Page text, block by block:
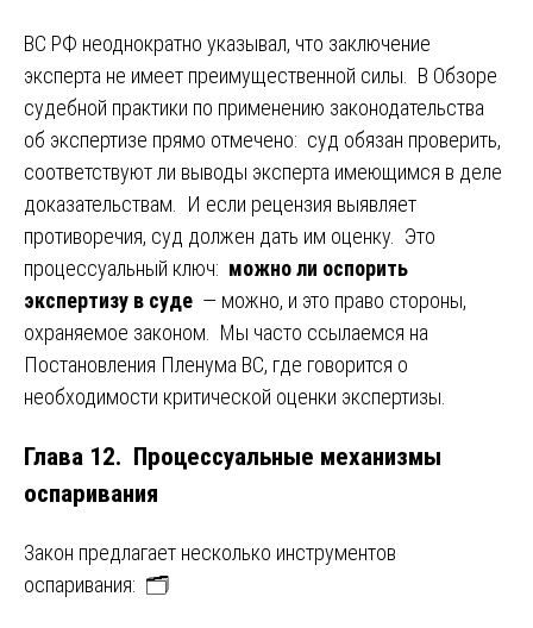
ВС РФ неоднократно указывал, что заключение
эксперта не имеет преимущественной силы. В Обзоре
судебной практики по применению законодательства
об экспертизе прямо отмечено: суд обязан проверить,
соответствуют ли выводы эксперта имеющимся в деле
доказательствам. И если рецензия выявляет
противоречия, суд должен дать им оценку. Это
процессуальный ключ: можно ли оспорить
экспертизу в суде — можно, и это право стороны,
охраняемое законом. Мы часто ссылаемся на
Постановления Пленума ВС, где говорится о
необходимости критической оценки экспертизы.
Глава 12. Процессуальные механизмы
оспаривания
Закон предлагает несколько инструментов
оспаривания: 🗂